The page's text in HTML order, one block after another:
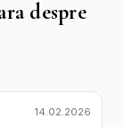
despre
14.02.2026